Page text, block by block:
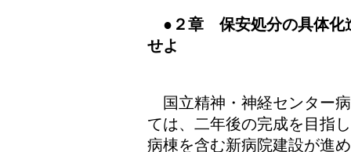
● ２章 保安処分の具体化
せよ
国立精神・神経センター
ては、二年後の完成を目指
病棟を含む新病院建設が進